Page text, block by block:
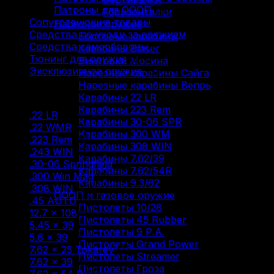
Горизонталки
Нарезное оружие
Болтовые карабины
Карабины Blaser
Винтовки Мосина
Нарезные карабины Сайга
Нарезные карабины Вепрь
Карабины 22 LR
Карабины 223 Rem
Карабины 30-06 SPR
Карабины 300 WM
Карабины 308 WIN
Карабины 7.62/39
Карабины 7.62/54R
Карабины 9.3/62
ОООП и газовое оружие
Пистолеты 10/28
Пистолеты 45 Rubber
Пистолеты 9 Р.А.
Пистолеты Grand Power
Пистолеты Streamer
Пистолеты Гроза
Патроны для ОООП (30)
Сопутствующие товары
Средства по уходу за оружием
Средства самообороны (6)
Тюнинг для оружия (37)
Эксклюзивное оружие (6)
.22 LR
.22 WMR (2)
.223 Rem (8)
.243 WIN (2)
.30-06 Springfield (8)
.300 Win Mag (3)
.308 WIN (12)
.45 AUTO (1)
12.7 × 108 (1)
5.45 × 39 (1)
5.6 × 39
(1)
7.62 × 25 Tokarev (2)
7.62 × 39 (8)